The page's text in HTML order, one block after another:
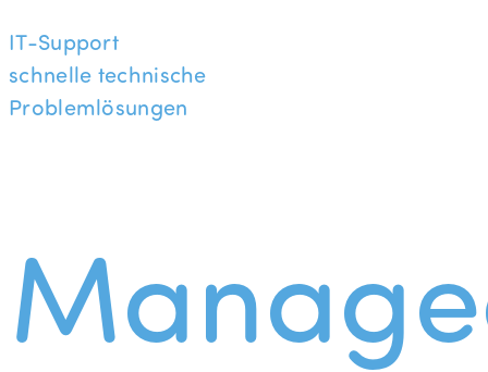
IT-Support
schnelle technische
Problemlösungen